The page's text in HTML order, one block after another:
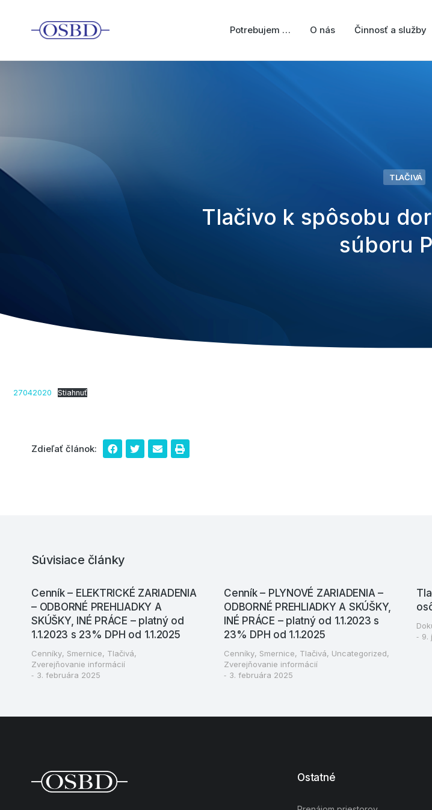
Potrebujem … O nás Činnosť a služby
TLAČIVÁ
Tlačivo k spôsobu
súboru
27042020 Stiahnuť
Zdieľať článok:
Súvisiace články
Cenník – ELEKTRICKÉ ZARIADENIA
– ODBORNÉ PREHLIADKY A
SKÚŠKY, INÉ PRÁCE – platný od
1.1.2023 s 23% DPH od 1.1.2025
Cenníky, Smernice, Tlačivá,
Zverejňovanie informácií
3. februára 2025
Cenník – PLYNOVÉ ZARIADENIA –
ODBORNÉ PREHLIADKY A SKÚŠKY,
INÉ PRÁCE – platný od 1.1.2023 s
23% DPH od 1.1.2025
Cenníky, Smernice, Tlačivá, Uncategorized,
Zverejňovanie informácií
3. februára 2025
9.
Ostatné